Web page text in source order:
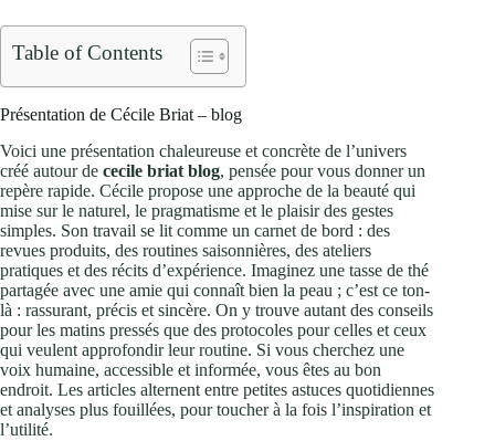
Table of Contents
Présentation de Cécile Briat – blog
Voici une présentation chaleureuse et concrète de l’univers
créé autour de cecile briat blog, pensée pour vous donner un
repère rapide. Cécile propose une approche de la beauté qui
mise sur le naturel, le pragmatisme et le plaisir des gestes
simples. Son travail se lit comme un carnet de bord : des
revues produits, des routines saisonnières, des ateliers
pratiques et des récits d’expérience. Imaginez une tasse de thé
partagée avec une amie qui connaît bien la peau ; c’est ce ton-
là : rassurant, précis et sincère. On y trouve autant des conseils
pour les matins pressés que des protocoles pour celles et ceux
qui veulent approfondir leur routine. Si vous cherchez une
voix humaine, accessible et informée, vous êtes au bon
endroit. Les articles alternent entre petites astuces quotidiennes
et analyses plus fouillées, pour toucher à la fois l’inspiration et
l’utilité.